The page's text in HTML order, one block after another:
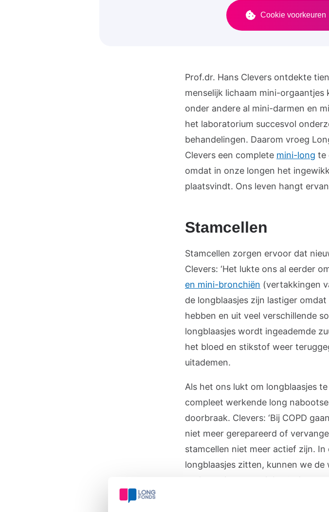
Cookie voorkeuren
Prof.dr. Hans Clevers ontdekte
menselijk lichaam mini-
onder andere al mini-darmen en
het laboratorium succesvol
behandelingen. Daarom vroeg
Clevers een complete mini-long te
omdat in onze longen het
plaatsvindt. Ons leven hangt
Stamcellen
Stamcellen zorgen ervoor dat
Clevers: ‘Het lukte ons al eerder
en mini-bronchiën (vertakkingen
de longblaasjes zijn lastiger
hebben en uit veel verschillende
longblaasjes wordt ingeademde
het bloed en stikstof weer
uitademen.
Als het ons lukt om longblaasjes
compleet werkende long
doorbraak. Clevers: ‘Bij COPD
niet meer gerepareerd of
stamcellen niet meer actief zijn.
longblaasjes zitten, kunnen we de
onderzoeken en ook bestuderen